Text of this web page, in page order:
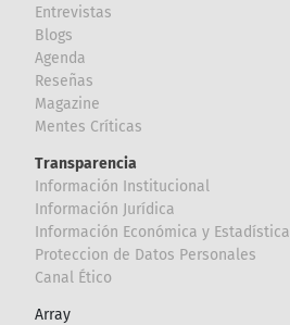
Entrevistas
Blogs
Agenda
Reseñas
Magazine
Mentes Críticas
Transparencia
Información Institucional
Información Jurídica
Información Económica y Estadística
Proteccion de Datos Personales
Canal Ético
Array